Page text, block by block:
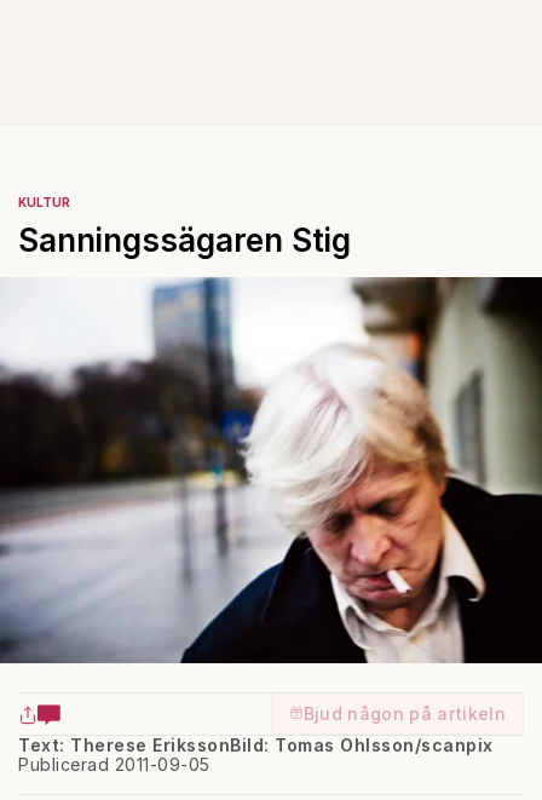
KULTUR
Sanningssägaren Stig
Bjud någon på artikeln
Text: Therese Eriksson
Publicerad 2011-09-05
Bild: Tomas Ohlsson/scanpix